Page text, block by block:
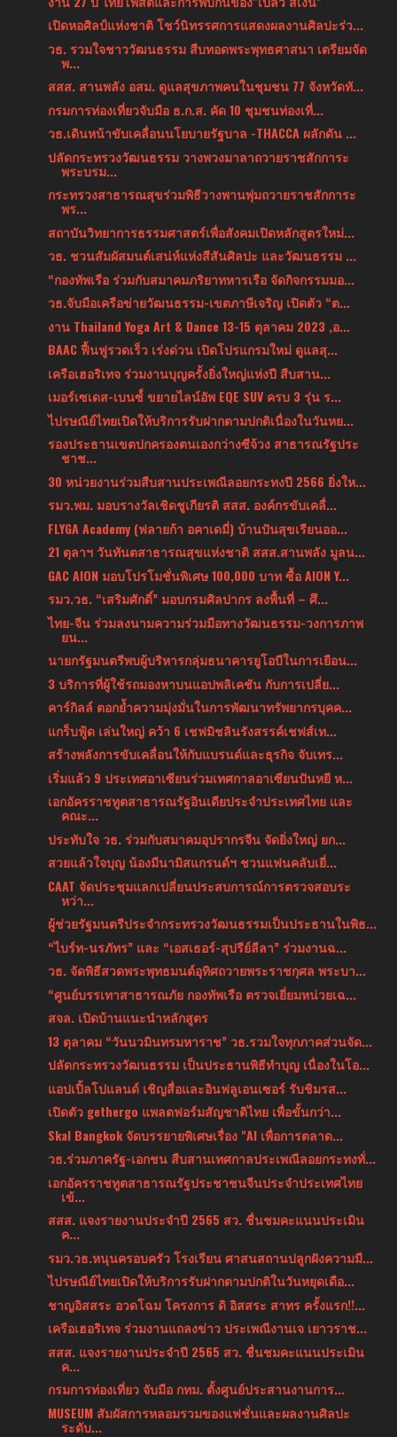
เปิดหอศิลป์แห่งชาติ โชว์นิทรรศการแสดงผลงานศิลปะร่ว...
วธ. รวมใจชาววัฒนธรรม สืบทอดพระพุทธศาสนา เตรียมจัด
พ...
สสส. สานพลัง อสม. ดูแลสุขภาพคนในชุมชน 77 จังหวัดทั...
กรมการท่องเที่ยวจับมือ ธ.ก.ส. คัด 10 ชุมชนท่องเที่...
วธ.เดินหน้าขับเคลื่อนนโยบายรัฐบาล -THACCA ผลักดัน ...
ปลัดกระทรวงวัฒนธรรม วางพวงมาลาถวายราชสักการะ
พระบรม...
กระทรวงสาธารณสุขร่วมพิธีวางพานพุ่มถวายราชสักการะ
พร...
สถาบันวิทยาการธรรมศาสตร์เพื่อสังคมเปิดหลักสูตรใหม่...
วธ. ชวนสัมผัสมนต์เสน่ห์แห่งสีสันศิลปะ และวัฒนธรรม ...
“กองทัพเรือ ร่วมกับสมาคมภริยาทหารเรือ จัดกิจกรรมมอ...
วธ.จับมือเครือข่ายวัฒนธรรม-เขตภาษีเจริญ เปิดตัว “ต...
งาน Thailand Yoga Art & Dance 13-15 ตุลาคม 2023 ,อ...
BAAC ฟื้นฟูรวดเร็ว เร่งด่วน เปิดโปรแกรมใหม่ ดูแลสุ...
เครือเฮอริเทจ ร่วมงานบุญครั้งยิ่งใหญ่แห่งปี สืบสาน...
เมอร์เซเดส-เบนซ์์ ขยายไลน์อัพ EQE SUV ครบ 3 รุ่น ร...
ไปรษณีย์ไทยเปิดให้บริการรับฝากตามปกติเนื่องในวันหย...
รองประธานเขตปกครองตนเองกว่างซีจ้วง สาธารณรัฐประ
ชาช...
30 หน่วยงานร่วมสืบสานประเพณีลอยกระทงปี 2566 ยิ่งให...
รมว.พม. มอบรางวัลเชิดชูเกียรติ สสส. องค์กรขับเคลื่...
FLYGA Academy (ฟลายก้า อคาเดมี่) บ้านปันสุขเรียนออ...
21 ตุลาฯ วันทันตสาธารณสุขแห่งชาติ สสส.สานพลัง มูลน...
GAC AION มอบโปรโมชั่นพิเศษ 100,000 บาท ซื้อ AION Y...
รมว.วธ. “เสริมศักดิ์” มอบกรมศิลปากร ลงพื้นที่ – ศึ...
ไทย-จีน ร่วมลงนามความร่วมมือทางวัฒนธรรม-วงการภาพ
ยน...
นายกรัฐมนตรีพบผู้บริหารกลุ่มธนาคารยูโอบีในการเยือน...
3 บริการที่ผู้ใช้รถมองหาบนแอปพลิเคชัน กับการเปลี่ย...
คาร์กิลล์ ตอกย้ำความมุ่งมั่นในการพัฒนาทรัพยากรบุคค...
แกร็บฟู้ด เล่นใหญ่ คว้า 6 เชฟมิชลินรังสรรค์เชฟส์เท...
สร้างพลังการขับเคลื่อนให้กับแบรนด์และธุรกิจ จับเทร...
เริ่มแล้ว 9 ประเทศอาเซียนร่วมเทศกาลอาเซียนปันหยี ห...
เอกอัครราชทูตสาธารณรัฐอินเดียประจำประเทศไทย และ
คณะ...
ประทับใจ วธ. ร่วมกับสมาคมอุปรากรจีน จัดยิ่งใหญ่ ยก...
สวยแล้วใจบุญ​ น้องมีนามิสแกรนด์​ฯ​ ชวนแฟน​คลับเยี่...
CAAT จัดประชุมแลกเปลี่ยนประสบการณ์การตรวจสอบระ
หว่า...
ผู้ช่วยรัฐมนตรีประจำกระทรวงวัฒนธรรมเป็นประธานในพิธ...
“ไบร์ท-นรภัทร” และ “เอสเธอร์-สุปรีย์ลีลา” ร่วมงานฉ...
วธ. จัดพิธีสวดพระพุทธมนต์อุทิศถวายพระราชกุศล พระบา...
“ศูนย์บรรเทาสาธารณภัย กองทัพเรือ ตรวจเยี่ยมหน่วยเฉ...
สจล. เปิดบ้านแนะนำหลักสูตร
13 ตุลาคม “วันนวมินทรมหาราช” วธ.รวมใจทุกภาคส่วนจัด...
ปลัดกระทรวงวัฒนธรรม เป็นประธานพิธีทำบุญ เนื่องในโอ...
แอปเปิ้ลโปแลนด์ เชิญสื่อและอินฟลูเอนเซอร์ รับชิมรส...
เปิดตัว gethergo แพลตฟอร์มสัญชาติไทย เพื่อขั้นกว่า...
Skal Bangkok จัดบรรยายพิเศษเรื่อง "AI เพื่อการตลาด...
วธ.ร่วมภาครัฐ-เอกชน สืบสานเทศกาลประเพณีลอยกระทงทั่...
เอกอัครราชทูตสาธารณรัฐประชาชนจีนประจำประเทศไทย
เข้...
สสส. แจงรายงานประจำปี 2565 สว. ชื่นชมคะแนนประเมิน
ค...
รมว.วธ.หนุนครอบครัว โรงเรียน ศาสนสถานปลูกฝังความมี...
ไปรษณีย์ไทยเปิดให้บริการรับฝากตามปกติในวันหยุดเดือ...
ชาญอิสสระ อวดโฉม โครงการ ดิ อิสสระ สาทร ครั้งแรก!!...
เครือเฮอริเทจ ร่วมงานแถลงข่าว ประเพณีงานเจ เยาวราช...
สสส. แจงรายงานประจำปี 2565 สว. ชื่นชมคะแนนประเมิน
ค...
กรมการท่องเที่ยว จับมือ กทม. ตั้งศูนย์ประสานงานการ...
MUSEUM สัมผัสการหลอมรวมของแฟชั่นและผลงานศิลปะ
ระดับ...